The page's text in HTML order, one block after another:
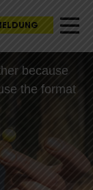
because
the format